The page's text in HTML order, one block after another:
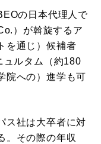
の日本代理人で
）が斡旋するア
を通じ）候補者
ュルタム（約180
院への）進学も可
ス社は大卒者に対
。その際の年収